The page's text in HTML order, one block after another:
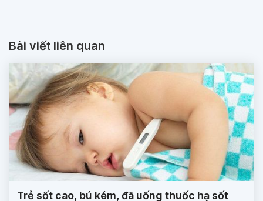
Bài viết liên quan
Trẻ sốt cao, bú kém, đã uống thuốc hạ sốt